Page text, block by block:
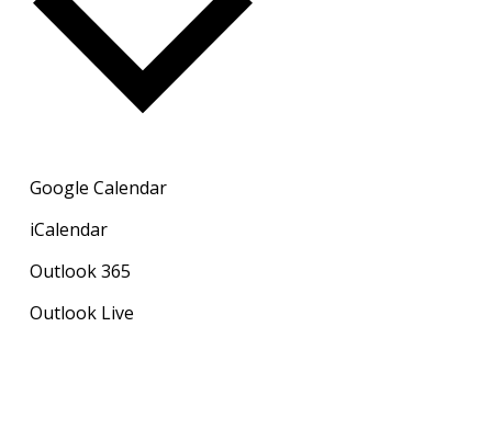
Google Calendar
iCalendar
Outlook 365
Outlook Live